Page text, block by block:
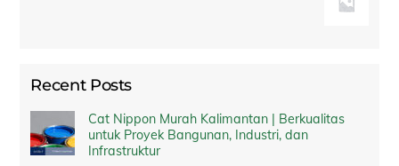
Recent Posts
Cat Nippon Murah Kalimantan | Berkualitas
untuk Proyek Bangunan, Industri, dan
Infrastruktur